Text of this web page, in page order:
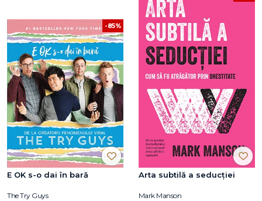
-85%
E OK s-o dai în bară
The Try Guys
Arta subtilă a seducţiei
Mark Manson